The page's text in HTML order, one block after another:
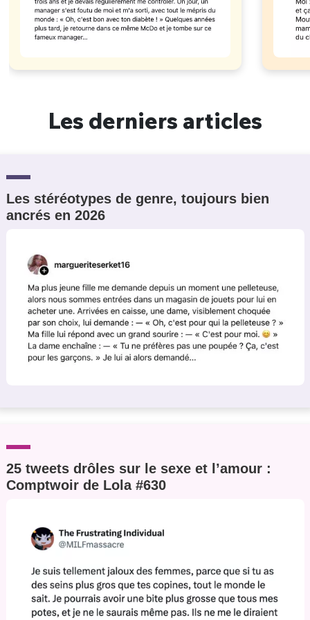
Les derniers articles
Les stéréotypes de genre, toujours bien
ancrés en 2026
25 tweets drôles sur le sexe et l’amour :
Comptwoir de Lola #630